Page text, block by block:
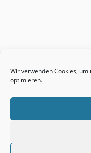
Wir verwenden Cookies,
optimieren.